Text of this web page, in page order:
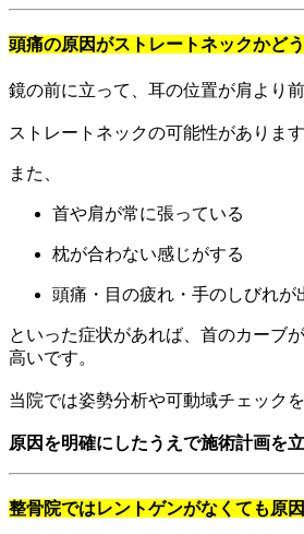
頭痛の原因がストレートネックかど
鏡の前に立って、耳の位置が肩より
ストレートネックの可能性があります
また、
首や肩が常に張っている
枕が合わない感じがする
頭痛・目の疲れ・手のしびれが
といった症状があれば、首のカーブ
高いです。
当院では姿勢分析や可動域チェックを
原因を明確にしたうえで施術計画を立
整骨院ではレントゲンがなくても原